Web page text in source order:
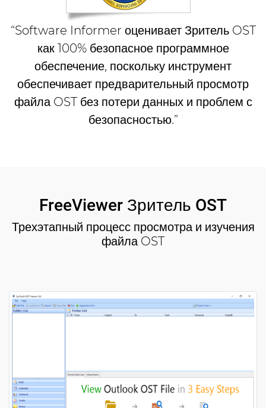
“Software Informer оценивает Зритель OST
как 100% безопасное программное
обеспечение, поскольку инструмент
обеспечивает предварительный просмотр
файла OST без потери данных и проблем с
безопасностью.”
FreeViewer Зритель OST
Трехэтапный процесс просмотра и изучения
файла OST